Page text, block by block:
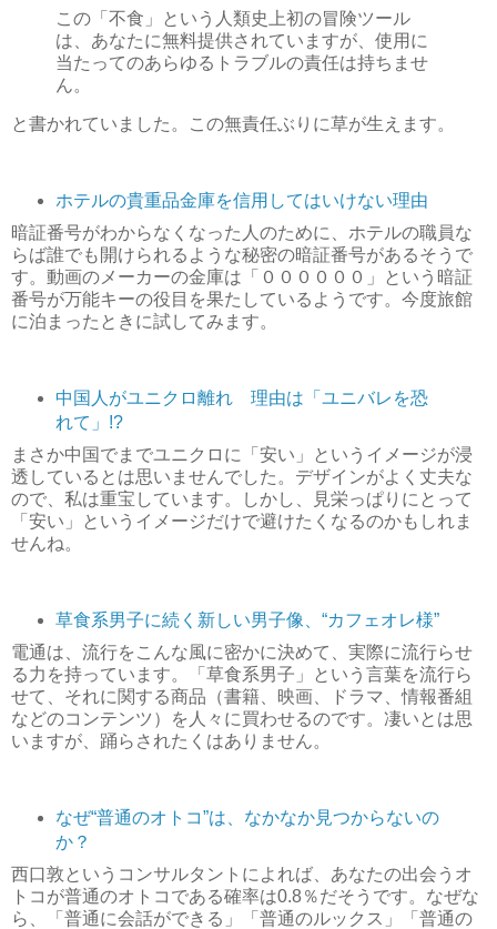
この「不食」という人類史上初の冒険ツール
は、あなたに無料提供されていますが、使用に
当たってのあらゆるトラブルの責任は持ちませ
ん。
と書かれていました。この無責任ぶりに草が生えます。
ホテルの貴重品金庫を信用してはいけない理由
暗証番号がわからなくなった人のために、ホテルの職員な
らば誰でも開けられるような秘密の暗証番号があるそうで
す。動画のメーカーの金庫は「００００００」という暗証
番号が万能キーの役目を果たしているようです。今度旅館
に泊まったときに試してみます。
中国人がユニクロ離れ 理由は「ユニバレを恐
れて」!?
まさか中国でまでユニクロに「安い」というイメージが浸
透しているとは思いませんでした。デザインがよく丈夫な
ので、私は重宝しています。しかし、見栄っぱりにとって
「安い」というイメージだけで避けたくなるのかもしれま
せんね。
草食系男子に続く新しい男子像、“カフェオレ様”
電通は、流行をこんな風に密かに決めて、実際に流行らせ
る力を持っています。「草食系男子」という言葉を流行ら
せて、それに関する商品（書籍、映画、ドラマ、情報番組
などのコンテンツ）を人々に買わせるのです。凄いとは思
いますが、踊らされたくはありません。
なぜ“普通のオトコ”は、なかなか見つからないの
か？
西口敦というコンサルタントによれば、あなたの出会うオ
トコが普通のオトコである確率は0.8％だそうです。なぜな
ら、「普通に会話ができる」「普通のルックス」「普通の